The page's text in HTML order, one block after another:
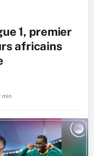
1, premier
africains
min